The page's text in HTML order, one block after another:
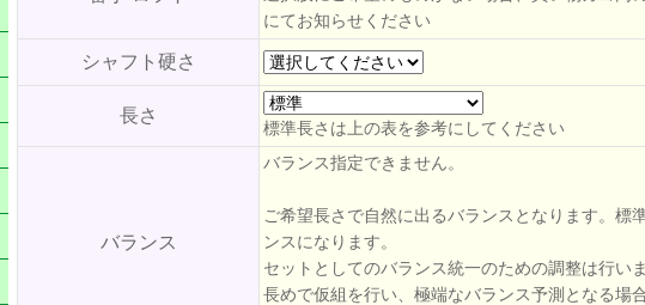
にてお知らせください
シャフト硬さ
長さ
標準長さは上の表を参考にしてください
バランス
バランス指定できません。
ご希望長さで自然に出るバランスとなります。標
ンスになります。
セットとしてのバランス統一のための調整は行いま
長めで仮組を行い、極端なバランス予測となる場